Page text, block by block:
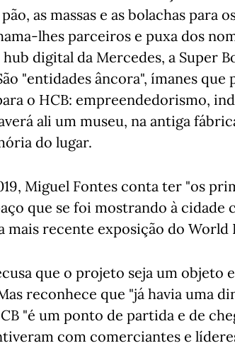
as massas e as bolachas para
lhes parceiros e puxa dos
digital da Mercedes, a Super
"entidades âncora", ímanes
o HCB: empreendedorismo,
ali um museu, na antiga
do lugar.
Miguel Fontes conta ter "os
que se foi mostrando à cidade
mais recente exposição do World
que o projeto seja um objeto
reconhece que "já havia uma
"é um ponto de partida e de
com comerciantes e